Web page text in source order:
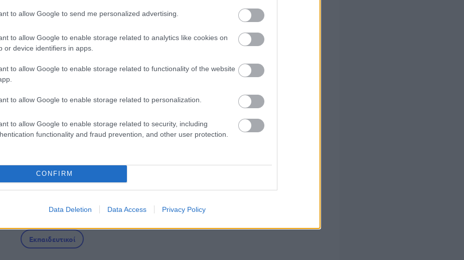
to allow Google to send me personalized advertising.
to allow Google to enable storage related to analytics like cookies on
or device identifiers in apps.
to allow Google to enable storage related to functionality of the website
to allow Google to enable storage related to personalization.
to allow Google to enable storage related to security, including
functionality and fraud prevention, and other user protection.
CONFIRM
Data Deletion Data Access Privacy Policy
για Όλους 2026: Voucher έως 600 ευρώ - Ποια ΑΦΜ
σειρά σήμερα
Μηνιαίο επίδομα έως 210 ευρώ - Πώς θα τα πάρετε
βοήθημα ανεργίας 565 ευρώ – Ποια δικαιολογητικά
Προσλήψεις Θέσεις εργασίας Προσλήψεις εκπαιδευτικών
Εκπαιδευτικοί